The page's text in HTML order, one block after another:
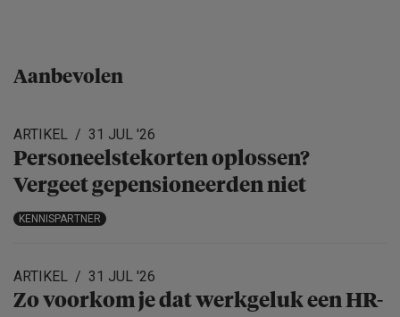
Aanbevolen
ARTIKEL 31 JUL '26
Personeels­te­korten oplossen?
Vergeet gepensio­neerden niet
KENNISPARTNER
ARTIKEL 31 JUL '26
Zo voorkom je dat werkgeluk een HR-